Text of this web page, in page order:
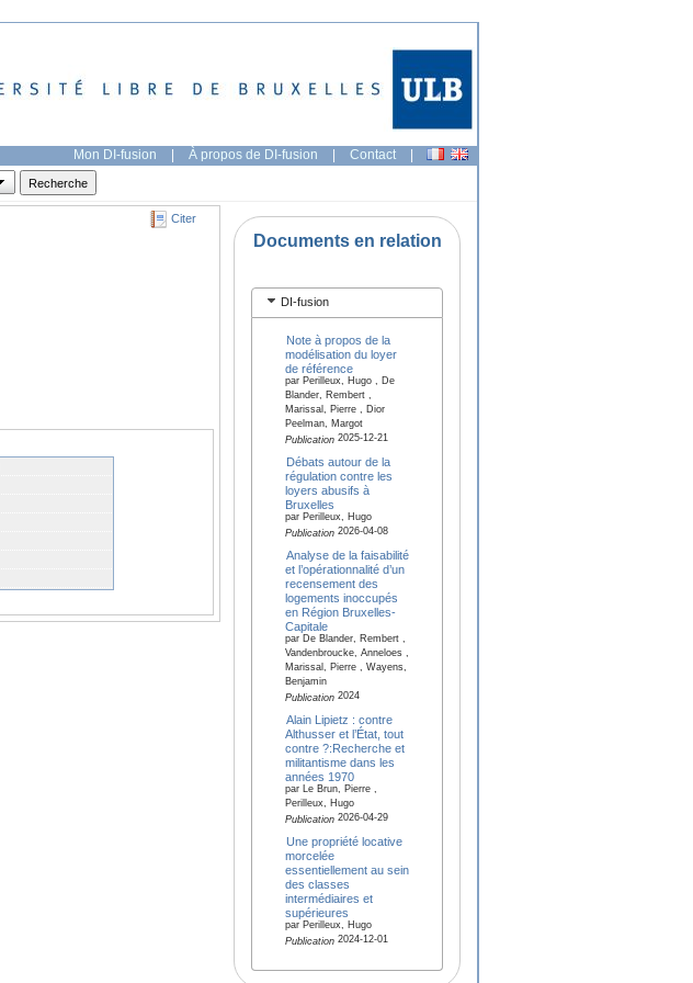
Mon DI-fusion | À propos de DI-fusion | Contact |
Citer
Documents en relation
DI-fusion
Note à propos de la
modélisation du loyer
de référence
par Perilleux, Hugo , De
Blander, Rembert ,
Marissal, Pierre , Dior
Peelman, Margot
Publication2025-12-21
Débats autour de la
régulation contre les
loyers abusifs à
Bruxelles
par Perilleux, Hugo
Publication2026-04-08
Analyse de la faisabilité
et l’opérationnalité d’un
recensement des
logements inoccupés
en Région Bruxelles-
Capitale
par De Blander, Rembert ,
Vandenbroucke, Anneloes ,
Marissal, Pierre , Wayens,
Benjamin
Publication2024
Alain Lipietz : contre
Althusser et l’État, tout
contre ?:Recherche et
militantisme dans les
années 1970
par Le Brun, Pierre ,
Perilleux, Hugo
Publication2026-04-29
Une propriété locative
morcelée
essentiellement au sein
des classes
intermédiaires et
supérieures
par Perilleux, Hugo
Publication2024-12-01